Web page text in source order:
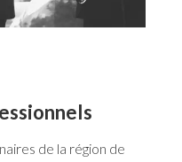
de la région de